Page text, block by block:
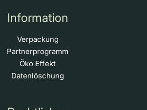
Information
Verpackung
Partnerprogramm
Öko Effekt
Datenlöschung